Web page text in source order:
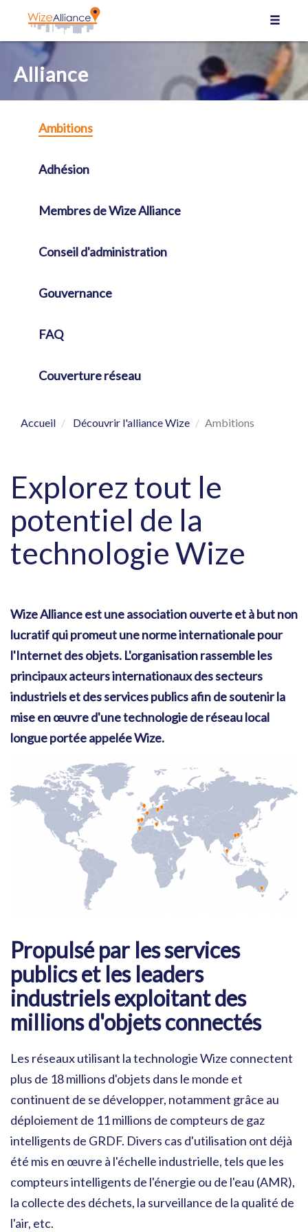
Alliance
Ambitions
Adhésion
Membres de Wize Alliance
Conseil d'administration
Gouvernance
FAQ
Couverture réseau
Accueil Découvrir l'alliance Wize Ambitions
Explorez tout le
potentiel de la
technologie Wize
Wize Alliance est une association ouverte et à but non
lucratif qui promeut une norme internationale pour
l'Internet des objets. L'organisation rassemble les
principaux acteurs internationaux des secteurs
industriels et des services publics afin de soutenir la
mise en œuvre d'une technologie de réseau local
longue portée appelée Wize.
Propulsé par les services
publics et les leaders
industriels exploitant des
millions d'objets connectés
Les réseaux utilisant la technologie Wize connectent
plus de 18 millions d'objets dans le monde et
continuent de se développer, notamment grâce au
déploiement de 11 millions de compteurs de gaz
intelligents de GRDF. Divers cas d'utilisation ont déjà
été mis en œuvre à l'échelle industrielle, tels que les
compteurs intelligents de l'énergie ou de l'eau (AMR),
la collecte des déchets, la surveillance de la qualité de
l'air, etc.
Panneau de gestion des cookies